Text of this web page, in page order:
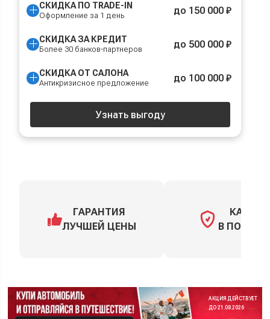
СКИДКА ПО TRADE-IN
Оформление за 1 день до 150 000 ₽
СКИДКА ЗА КРЕДИТ
Более 30 банков-партнеров до 500 000 ₽
СКИДКА ОТ САЛОНА
Антикризисное предложение до 100 000 ₽
Узнать выгоду
ГАРАНТИЯ
ЛУЧШЕЙ ЦЕНЫ
КАСКО
В
АКЦИЯ ДЕЙСТВУЕТ
ДО 21.08.2026